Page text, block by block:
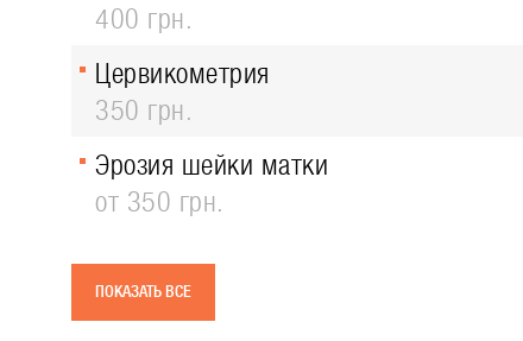
400 грн.
Цервикометрия
350 грн.
Эрозия шейки матки
от 350 грн.
ПОКАЗАТЬ ВСЕ